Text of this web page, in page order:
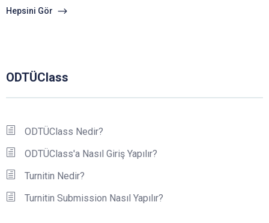
Hepsini Gör
ODTÜClass
ODTÜClass Nedir?
ODTÜClass'a Nasıl Giriş Yapılır?
Turnitin Nedir?
Turnitin Submission Nasıl Yapılır?